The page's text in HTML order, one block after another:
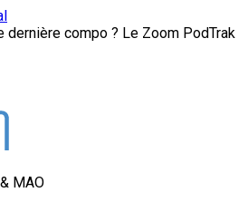
dernière compo ? Le Zoom PodTrak
MAO